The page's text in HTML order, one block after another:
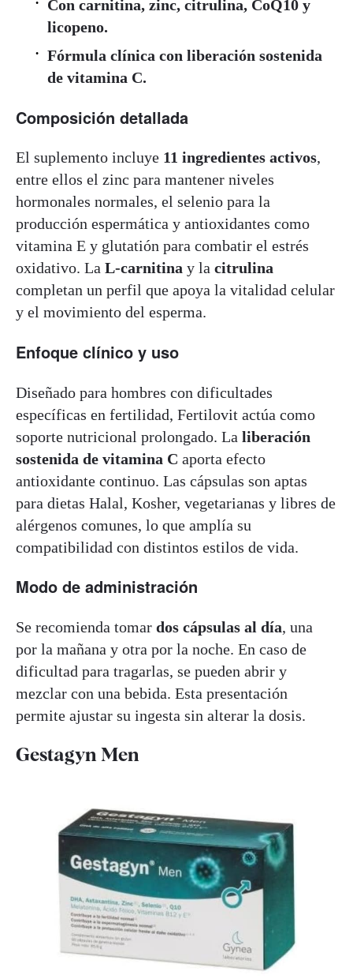
Con carnitina, zinc, citrulina, CoQ10 y
licopeno.
Fórmula clínica con liberación sostenida
de vitamina C.
Composición detallada
El suplemento incluye 11 ingredientes activos,
entre ellos el zinc para mantener niveles
hormonales normales, el selenio para la
producción espermática y antioxidantes como
vitamina E y glutatión para combatir el estrés
oxidativo. La L-carnitina y la citrulina
completan un perfil que apoya la vitalidad celular
y el movimiento del esperma.
Enfoque clínico y uso
Diseñado para hombres con dificultades
específicas en fertilidad, Fertilovit actúa como
soporte nutricional prolongado. La liberación
sostenida de vitamina C aporta efecto
antioxidante continuo. Las cápsulas son aptas
para dietas Halal, Kosher, vegetarianas y libres de
alérgenos comunes, lo que amplía su
compatibilidad con distintos estilos de vida.
Modo de administración
Se recomienda tomar dos cápsulas al día, una
por la mañana y otra por la noche. En caso de
dificultad para tragarlas, se pueden abrir y
mezclar con una bebida. Esta presentación
permite ajustar su ingesta sin alterar la dosis.
Gestagyn Men